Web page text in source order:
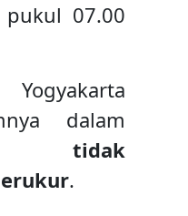
07.00
dalam
tidak
.